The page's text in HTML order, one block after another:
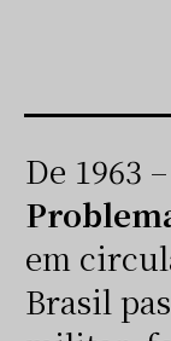
De 1963
em
Brasil